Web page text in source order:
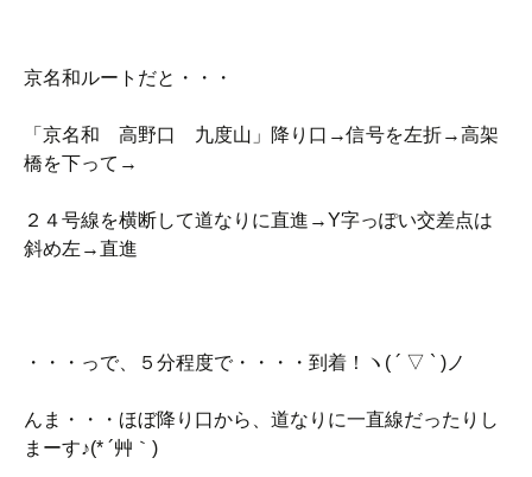
京名和ルートだと・・・
「京名和 高野口 九度山」降り口→信号を左折→高架
橋を下って→
２４号線を横断して道なりに直進→Y字っぽい交差点は
斜め左→直進
・・・っで、５分程度で・・・・到着！ヽ( ´ ▽ ` )ノ
んま・・・ほぼ降り口から、道なりに一直線だったりし
まーす♪(* ´艸｀)